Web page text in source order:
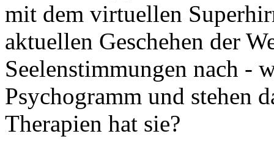
mit dem virtuellen
aktuellen Geschehen der
Seelenstimmungen nach -
Psychogramm und stehen
Therapien hat sie?